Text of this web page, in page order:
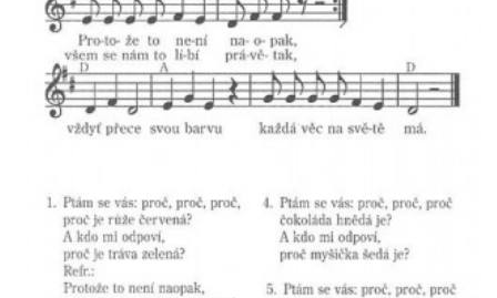
NOVINKY ZE ŠKOLSTVÍ 2025
ROČNÍ PLÁN - INSPIRACE /DLE NOVÉHO RVP PV 2025
VZDĚLÁVACÍ BLOK ZÁŘÍ
VZDĚLÁVACÍ BLOK ŘÍJEN